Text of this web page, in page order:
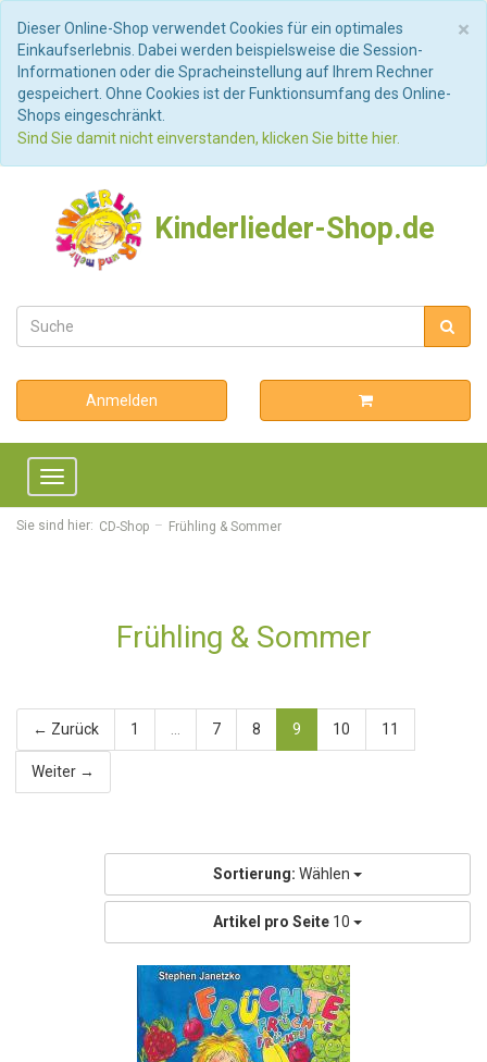
×
Dieser Online-Shop verwendet Cookies für ein optimales
Einkaufserlebnis. Dabei werden beispielsweise die Session-
Informationen oder die Spracheinstellung auf Ihrem Rechner
gespeichert. Ohne Cookies ist der Funktionsumfang des Online-
Shops eingeschränkt.
Sind Sie damit nicht einverstanden, klicken Sie bitte hier.
Kinderlieder-Shop.de
Anmelden
Toggle
navigation
Sie sind hier: CD-Shop Frühling & Sommer
Frühling & Sommer
← Zurück 1 7 8 9 10 11
Weiter →
Sortierung: Wählen
Artikel pro Seite 10